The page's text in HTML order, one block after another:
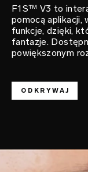
F1S™ V3 to
pomocą aplikacji,
funkcje, dzięki,
fantazje.
powiększonym
ODKRYWAJ